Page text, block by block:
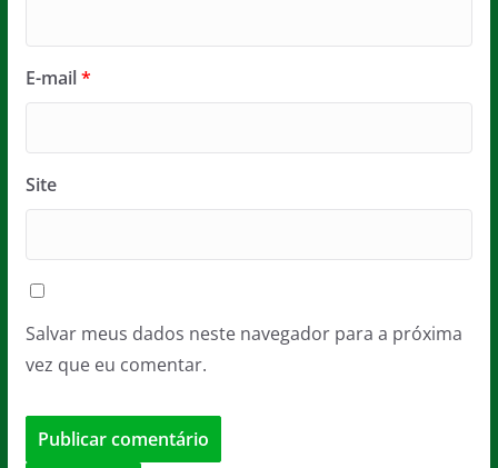
E-mail*
Site
Salvar meus dados neste navegador para a próxima
vez que eu comentar.